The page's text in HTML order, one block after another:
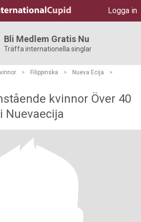
Logga in
Bli Medlem Gratis Nu
Träffa internationella singlar
> Filippinska > Nueva Ecija
>
kvinnor Över 40
i Nuevaecija